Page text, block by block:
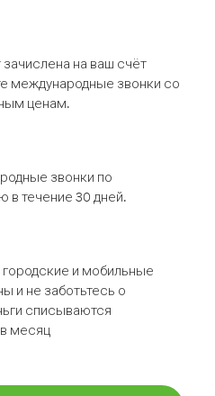
на ваш счёт
международные звонки со
ценам.
звонки по
в течение 30 дней.
и мобильные
и не заботьтесь о
списываются
месяц